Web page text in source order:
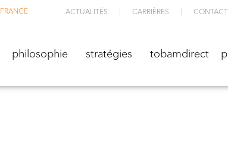
FRANCE ACTUALITÉS CARRIÈRES CONTACT
philosophie stratégies tobamdirect